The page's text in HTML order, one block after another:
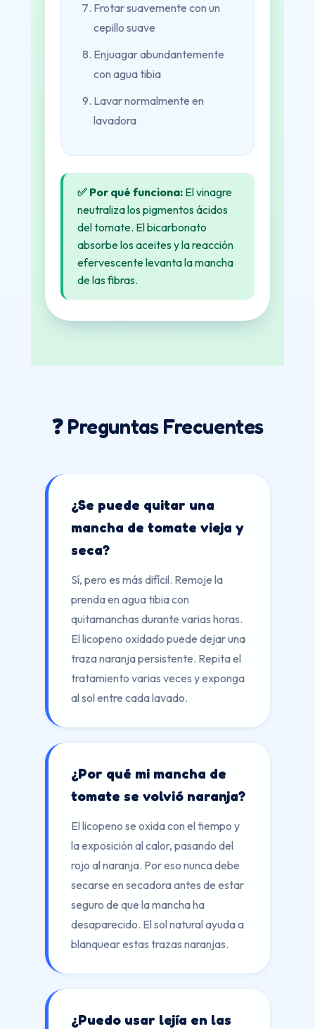
Frotar suavemente con un
cepillo suave
Enjuagar abundantemente
con agua tibia
Lavar normalmente en
lavadora
✅ Por qué funciona: El vinagre
neutraliza los pigmentos ácidos
del tomate. El bicarbonato
absorbe los aceites y la reacción
efervescente levanta la mancha
de las fibras.
❓ Preguntas Frecuentes
¿Se puede quitar una
mancha de tomate vieja y
seca?
Sí, pero es más difícil. Remoje la
prenda en agua tibia con
quitamanchas durante varias horas.
El licopeno oxidado puede dejar una
traza naranja persistente. Repita el
tratamiento varias veces y exponga
al sol entre cada lavado.
¿Por qué mi mancha de
tomate se volvió naranja?
El licopeno se oxida con el tiempo y
la exposición al calor, pasando del
rojo al naranja. Por eso nunca debe
secarse en secadora antes de estar
seguro de que la mancha ha
desaparecido. El sol natural ayuda a
blanquear estas trazas naranjas.
¿Puedo usar lejía en las